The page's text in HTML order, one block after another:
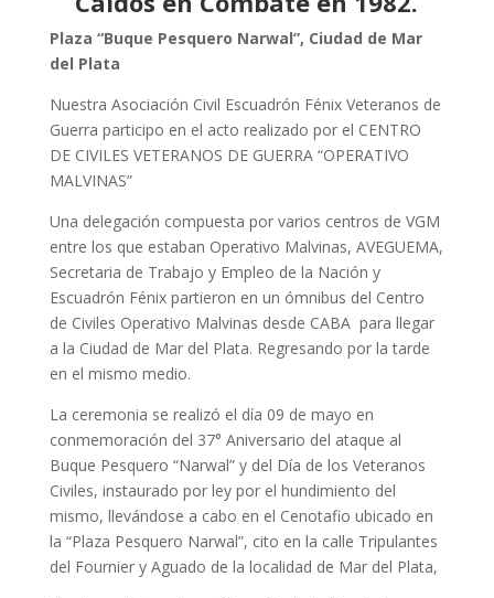
Plaza “Buque Pesquero Narwal”, Ciudad de Mar
del Plata
Nuestra Asociación Civil Escuadrón Fénix Veteranos de
Guerra participo en el acto realizado por el CENTRO
DE CIVILES VETERANOS DE GUERRA “OPERATIVO
MALVINAS”
Una delegación compuesta por varios centros de VGM
entre los que estaban Operativo Malvinas, AVEGUEMA,
Secretaria de Trabajo y Empleo de la Nación y
Escuadrón Fénix partieron en un ómnibus del Centro
de Civiles Operativo Malvinas desde CABA para llegar
a la Ciudad de Mar del Plata. Regresando por la tarde
en el mismo medio.
La ceremonia se realizó el día 09 de mayo en
conmemoración del 37° Aniversario del ataque al
Buque Pesquero “Narwal” y del Día de los Veteranos
Civiles, instaurado por ley por el hundimiento del
mismo, llevándose a cabo en el Cenotafio ubicado en
la “Plaza Pesquero Narwal”, cito en la calle Tripulantes
del Fournier y Aguado de la localidad de Mar del Plata,